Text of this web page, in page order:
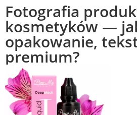
Fotografia
kosmetyków —
opakowanie,
premium?